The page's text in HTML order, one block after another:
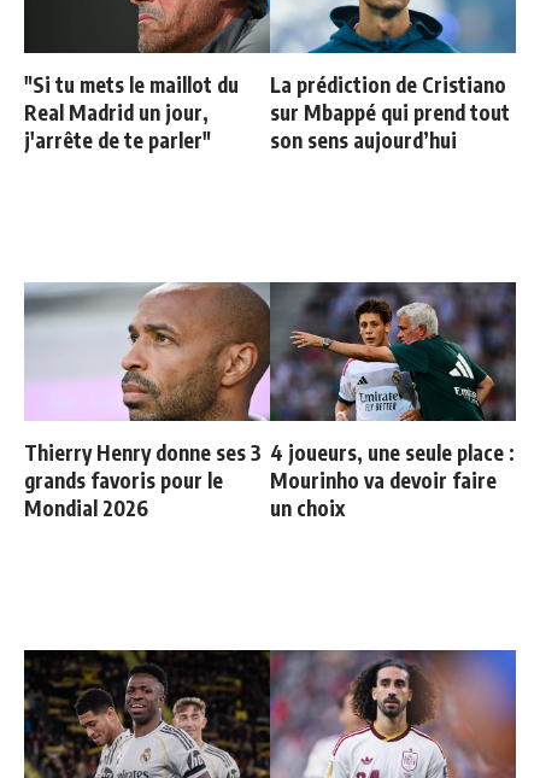
"Si tu mets le maillot du
Real Madrid un jour,
j'arrête de te parler"
La prédiction de Cristiano
sur Mbappé qui prend tout
son sens aujourd’hui
Thierry Henry donne ses 3
grands favoris pour le
Mondial 2026
4 joueurs, une seule place :
Mourinho va devoir faire
un choix